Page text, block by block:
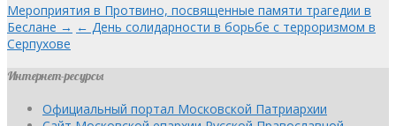
Мероприятия в Протвино, посвященные памяти трагедии в
Беслане → ← День солидарности в борьбе с терроризмом в
Серпухове
Интернет-ресурсы
Официальный портал Московской Патриархии